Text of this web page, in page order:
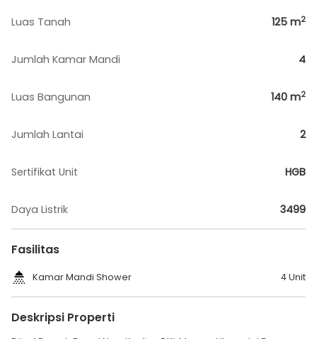
Luas Tanah 125 m2
Jumlah Kamar Mandi 4
Luas Bangunan 140 m2
Jumlah Lantai 2
Sertifikat Unit HGB
Daya Listrik 3499
Fasilitas
Kamar Mandi Shower 4 Unit
Deskripsi Properti